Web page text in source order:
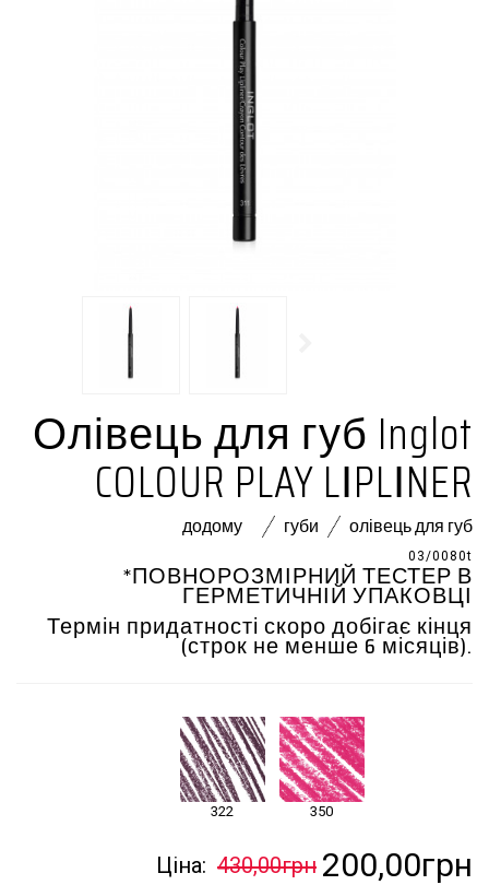
Олівець для губ Inglot
COLOUR PLAY LІPLІNER
додому губи олівець для губ
03/0080t
*ПОВНОРОЗМІРНИЙ ТЕСТЕР В
ГЕРМЕТИЧНІЙ УПАКОВЦІ
Термін придатності скоро добігає кінця
(строк не менше 6 місяців).
322 350
Ціна: 430,00грн 200,00грн